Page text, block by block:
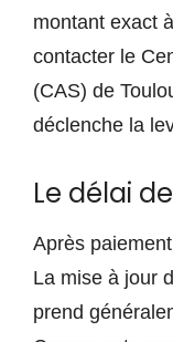
montant exact
contacter le
(CAS) de
déclenche la
Le délai
Après
La mise à jour
prend